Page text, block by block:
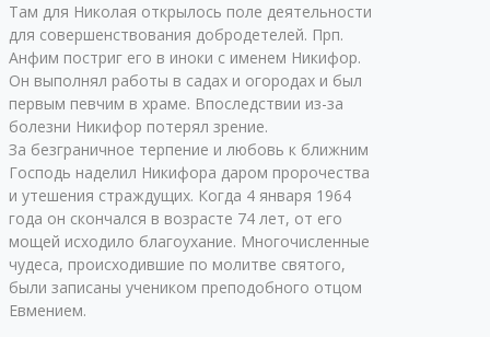
Там для Николая открылось поле деятельности
для совершенствования добродетелей. Прп.
Анфим постриг его в иноки с именем Никифор.
Он выполнял работы в садах и огородах и был
первым певчим в храме. Впоследствии из-за
болезни Никифор потерял зрение.
За безграничное терпение и любовь к ближним
Господь наделил Никифора даром пророчества
и утешения страждущих. Когда 4 января 1964
года он скончался в возрасте 74 лет, от его
мощей исходило благоухание. Многочисленные
чудеса, происходившие по молитве святого,
были записаны учеником преподобного отцом
Евмением.